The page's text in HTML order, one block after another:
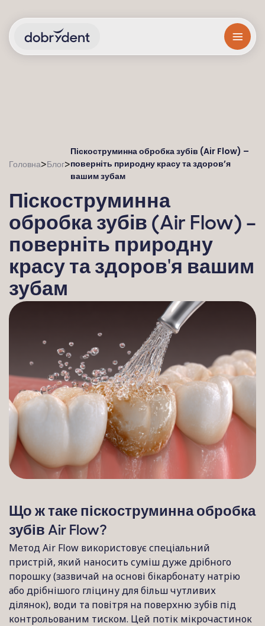
Головна>Блог>
Піскоструминна обробка зубів (Air Flow) –
поверніть природну красу та здоров’я
вашим зубам
Піскоструминна
обробка зубів (Air Flow) –
поверніть природну
красу та здоров'я вашим
зубам
Що ж таке піскоструминна обробка
зубів Air Flow?
Метод Air Flow використовує спеціальний
пристрій, який наносить суміш дуже дрібного
порошку (зазвичай на основі бікарбонату натрію
або дрібнішого гліцину для більш чутливих
ділянок), води та повітря на поверхню зубів під
контрольованим тиском. Цей потік мікрочастинок